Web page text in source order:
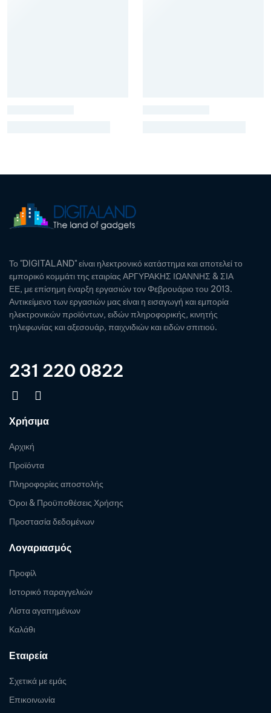
Το "DIGITALAND" είναι ηλεκτρονικό κατάστημα και αποτελεί το
εμπορικό κομμάτι της εταιρίας ΑΡΓΥΡΑΚΗΣ ΙΩΑΝΝΗΣ & ΣΙΑ
ΕΕ, με επίσημη έναρξη εργασιών τον Φεβρουάριο του 2013.
Αντικείμενο των εργασιών μας είναι η εισαγωγή και εμπορία
ηλεκτρονικών προϊόντων, ειδών πληροφορικής, κινητής
τηλεφωνίας και αξεσουάρ, παιχνιδιών και ειδών σπιτιού.
231 220 0822
Χρήσιμα
Αρχική
Προϊόντα
Πληροφορίες αποστολής
Όροι & Προϋποθέσεις Χρήσης
Προστασία δεδομένων
Λογαριασμός
Προφίλ
Ιστορικό παραγγελιών
Λίστα αγαπημένων
Καλάθι
Εταιρεία
Σχετικά με εμάς
Επικοινωνία